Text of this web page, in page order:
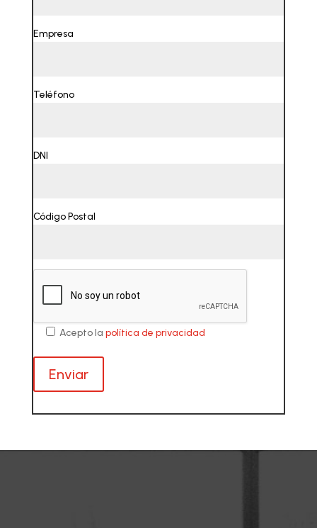
Empresa
Teléfono
DNI
Código Postal
Acepto la política de privacidad